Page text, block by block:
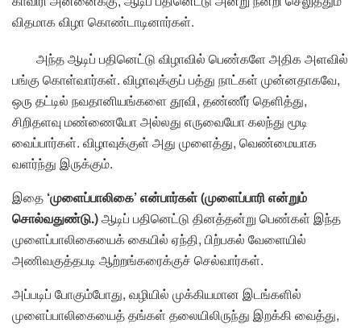
விதமாக விழா கொண்டாடினார்கள்.
அந்த ஆடிப் பதினெட்டு விழாவில் பெண்களே அதிக அளவில்
பங்கு கொள்வார்கள். விழாவுக்குப் பத்து நாட்கள் முன்னதாகவே,
ஒரு தட்டில் நவதானியங்களை தூவி, தண்ணீர் தெளித்து,
சிறிதளவு மண்ணையோ அல்லது எருவையோ கலந்து மூடி
வைப்பார்கள். விழாவுக்குள் அது முளைத்து, வெண்மையாக
வளர்ந்து இருக்கும்.
இதை ‘முளைப்பாலிகை’ என்பார்கள் (முளைப்பாரி என்றும்
சொல்வதுண்டு.)ஆடிப் பதினெட்டு தினத்தன்று பெண்கள் இந்த
முளைப்பாலிகையைக் கையில் ஏந்தி, பிற்பகல் வேளையில்
அணிவகுத்தபடி ஆற்றங்கரைக்குச் செல்வார்கள்.
அப்படிப் போகும்போது, வழியில் முக்கியமான இடங்களில்
முளைப்பாலிகையைத் தங்கள் தலையிலிருந்து இறக்கி வைத்து,